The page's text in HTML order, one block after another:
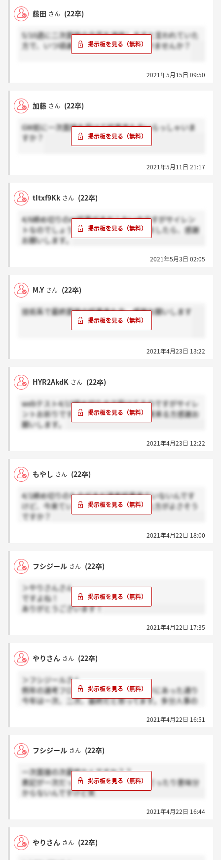
藤田 さん (22卒)
5/10週に二次面接の合否を連絡しますと言われていた
方で、いつ頃連絡きたか教えていただけませんか？
2021年5月15日 09:50
加藤 さん (22卒)
GW前に一次面接を受けて結果来た方いらっしゃいま
すか？
2021年5月11日 21:17
tItxf9Kk さん (22卒)
4/6締め切りのes結果がまだこないのですがサイレン
トなのでしょうか？結果きている方いましたら、感謝
お願いします。
2021年5月3日 02:05
M.Y さん (22卒)
技術系で最終面接の結果来た方、感謝お願いします
2021年4月23日 13:22
HYR2AkdK さん (22卒)
webテスト4/13締め切りので受けてるのですがサイレ
ントお祈りですか？同じ締め切りで結果来る方感謝お
願いします。
2021年4月23日 12:22
もやし さん (22卒)
4/1締め切りのものがまだ選考結果来ていないんです
けど、今来ていない人は落ちたと捉えた方がよさそう
ですか？
2021年4月22日 18:00
フシジール さん (22卒)
＞やりさんさん
ですよね！
ありがとうございます！
2021年4月22日 17:35
やりさん さん (22卒)
＞フシジールさん
例年の選考フローと違って、マイページにあった通り
今年は一次、二次、最終だと思ってます。多分人事の
2021年4月22日 16:51
フシジール さん (22卒)
一次面接の次最終なんですか？？
表記が一次だったり二次だったり最終だったり意味分
からないんですけど笑
2021年4月22日 16:44
やりさん さん (22卒)